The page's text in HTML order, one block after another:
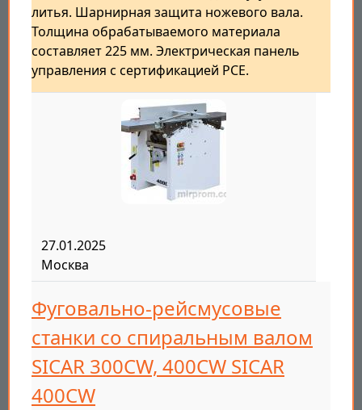
литья. Шарнирная защита ножевого вала.
Толщина обрабатываемого материала
составляет 225 мм. Электрическая панель
управления с сертификацией PCE.
27.01.2025
Москва
Фуговально-рейсмусовые
станки со спиральным валом
SICAR 300CW, 400CW SICAR
400CW